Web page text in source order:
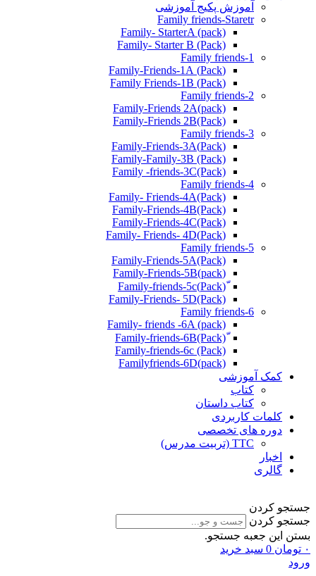
آموزش پکیج آموزشی
Family friends-Staretr
Family- StarterA (pack)
Family- Starter B (Pack)
Family friends-1
(Pack) Family-Friends-1A
(Pack) Family Friends-1B
Family friends-2
Family-Friends 2A(pack)
Family-Friends 2B(Pack)
Family friends-3
(Pack)Family-Friends-3A
Family-Family-3B (Pack)
Family -friends-3C(Pack)
Family friends-4
Family- Friends-4A(Pack)
Family-Friends-4B(Pack)
Family-Friends-4C(Pack)
(Pack)Family- Friends- 4D
Family friends-5
Family-Friends-5A(Pack)
(pack)Family-Friends-5B
ّ(Pack)Family-friends-5c
Family-Friends- 5D(Pack)
Family friends-6
Family- friends -6A (pack)
Family-friends-6c (Pack)
Familyfriends-6D(pack)
کمک آموزشی
کتاب
کتاب داستان
کلمات کاربردی
دوره های تخصصی
TTC (تربیت مدرس)
اخبار
گالری
جستجو کردن
جستجو کردن
بستن این جعبه جستجو.
۰ تومان 0 سبد خرید
ورود